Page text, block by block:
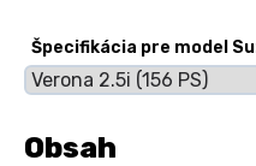
Špecifikácia pre model
Obsah